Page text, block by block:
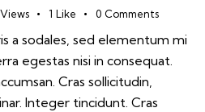
Views 1 Like 0 Comments
a sodales, sed elementum mi
egestas nisi in consequat.
Cras sollicitudin,
Integer tincidunt. Cras